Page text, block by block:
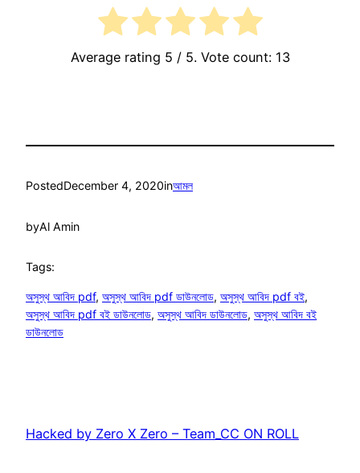
Average rating 5 / 5. Vote count: 13
PostedDecember 4, 2020inআমল
byAl Amin
Tags:
অসুস্থ আবিদ pdf, অসুস্থ আবিদ pdf ডাউনলোড, অসুস্থ আবিদ pdf বই
অসুস্থ আবিদ pdf বই ডাউনলোড, অসুস্থ আবিদ ডাউনলোড, অসুস্থ আবিদ বই
ডাউনলোড
Hacked by Zero X Zero – Team_CC ON ROLL